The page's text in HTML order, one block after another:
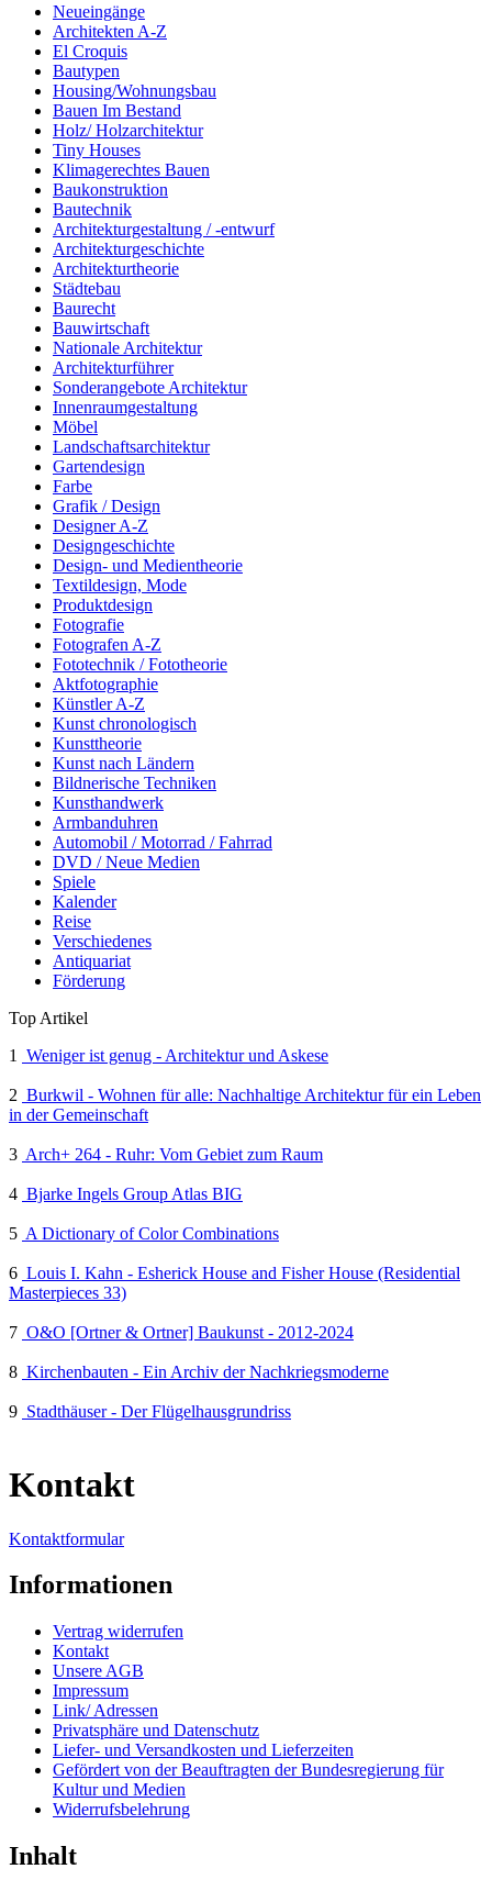
Neueingänge
Architekten A-Z
El Croquis
Bautypen
Housing/Wohnungsbau
Bauen Im Bestand
Holz/ Holzarchitektur
Tiny Houses
Klimagerechtes Bauen
Baukonstruktion
Bautechnik
Architekturgestaltung / -entwurf
Architekturgeschichte
Architekturtheorie
Städtebau
Baurecht
Bauwirtschaft
Nationale Architektur
Architekturführer
Sonderangebote Architektur
Innenraumgestaltung
Möbel
Landschaftsarchitektur
Gartendesign
Farbe
Grafik / Design
Designer A-Z
Designgeschichte
Design- und Medientheorie
Textildesign, Mode
Produktdesign
Fotografie
Fotografen A-Z
Fototechnik / Fototheorie
Aktfotographie
Künstler A-Z
Kunst chronologisch
Kunsttheorie
Kunst nach Ländern
Bildnerische Techniken
Kunsthandwerk
Armbanduhren
Automobil / Motorrad / Fahrrad
DVD / Neue Medien
Spiele
Kalender
Reise
Verschiedenes
Antiquariat
Förderung
Top Artikel
1
Weniger ist genug - Architektur und Askese
2 Burkwil - Wohnen für alle: Nachhaltige Architektur für ein Leben
in der Gemeinschaft
3 Arch+ 264 - Ruhr: Vom Gebiet zum Raum
4 Bjarke Ingels Group Atlas BIG
5 A Dictionary of Color Combinations
6 Louis I. Kahn - Esherick House and Fisher House (Residential
Masterpieces 33)
7 O&O [Ortner & Ortner] Baukunst - 2012-2024
8 Kirchenbauten - Ein Archiv der Nachkriegsmoderne
9 Stadthäuser - Der Flügelhausgrundriss
Kontakt
Kontaktformular
Informationen
Vertrag widerrufen
Kontakt
Unsere AGB
Impressum
Link/ Adressen
Privatsphäre und Datenschutz
Liefer- und Versandkosten und Lieferzeiten
Gefördert von der Beauftragten der Bundesregierung für
Kultur und Medien
Widerrufsbelehrung
Inhalt